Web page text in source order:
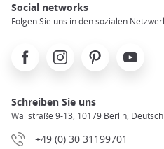
Social networks
Folgen Sie uns in den sozialen
FacebookInstagramPinterest Youtube
Schreiben Sie uns
Wallstraße 9-13, 10179 Berlin,
+49 (0) 30 31199701